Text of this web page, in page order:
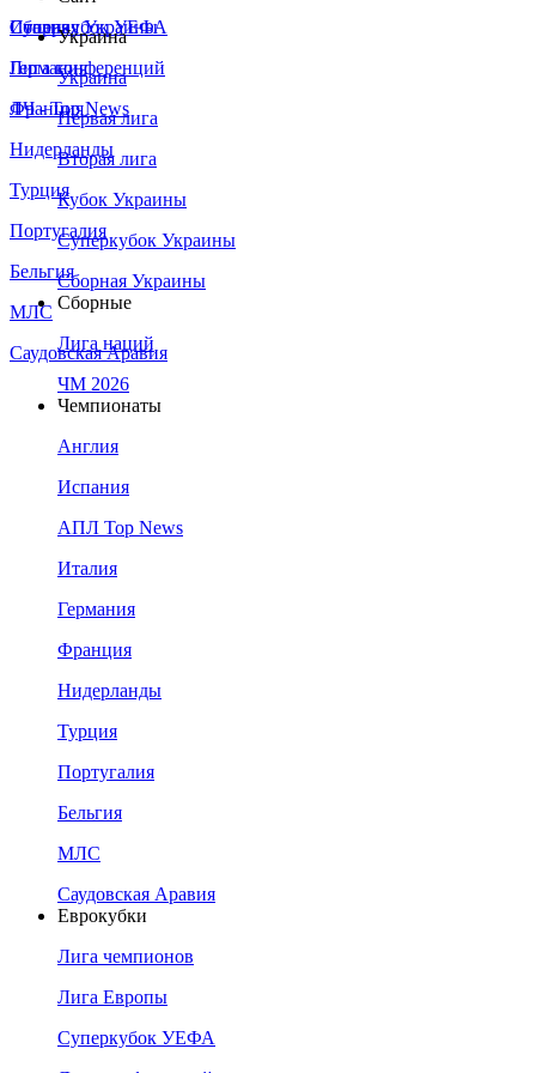
Сборная Украины
Италия
Германия
Франция
Нидерланды
Турция
Португалия
Бельгия
МЛС
Саудовская Аравия
Суперкубок УЕФА
Лига конференций
ЛЧ - Top News
Украина
Украина
Первая лига
Вторая лига
Кубок Украины
Суперкубок Украины
Сборная Украины
Сборные
Лига наций
ЧМ 2026
Чемпионаты
Англия
Испания
АПЛ Top News
Италия
Германия
Франция
Нидерланды
Турция
Португалия
Бельгия
МЛС
Саудовская Аравия
Еврокубки
Лига чемпионов
Лига Европы
Суперкубок УЕФА